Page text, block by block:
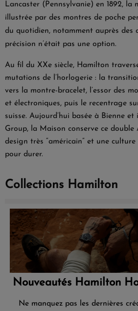
Lancaster (Pennsylvanie) en 1892, la
illustrée par des montres de poche
du quotidien, notamment auprès des
précision n’était pas une option.
Au fil du XXe siècle, Hamilton
mutations de l’horlogerie : la
vers la montre-bracelet, l’essor des
et électroniques, puis le recentrage
suisse. Aujourd’hui basée à Bienne
Group, la Maison conserve ce double
design très “américain” et une
pour durer.
Collections Hamilton
Nouveautés Hamilton
Ne manquez pas les dernières